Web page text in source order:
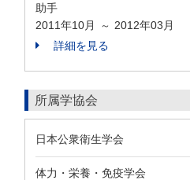
助手
2011年10月
～ 2012年03月
詳細を見る
所属学協会
日本公衆衛生学会
体力・栄養・免疫学会